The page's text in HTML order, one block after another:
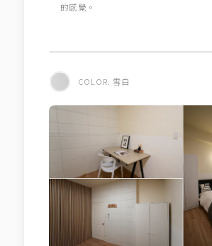
的感覺。
COLOR. 雪白